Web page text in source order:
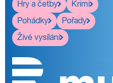
Hry a četby
Krimi
Pohádky
Pořady
Živé vysílání